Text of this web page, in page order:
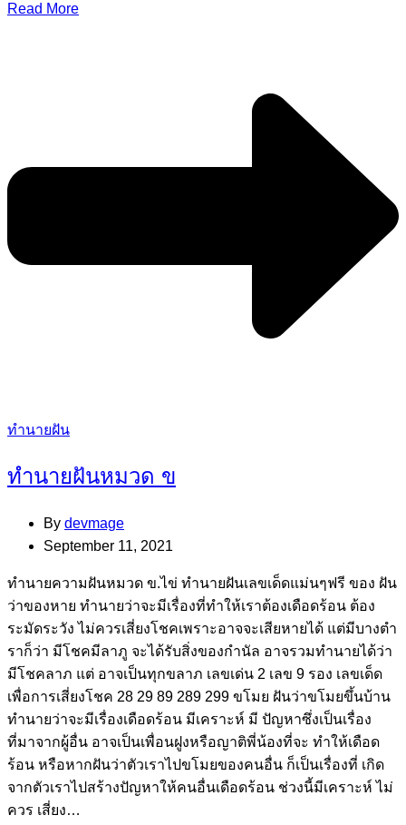
Read More
Categories
ทำนายฝัน
ทำนายฝันหมวด ข
By devmage
September 11, 2021
ทํานายความฝันหมวด ข.ไข่ ทํานายฝันเลขเด็ดแม่นๆฟรี ของ ฝัน
ว่าของหาย ทํานายว่าจะมีเรื่องที่ทําให้เราต้องเดือดร้อน ต้อง
ระมัดระวัง ไม่ควรเสี่ยงโชคเพราะอาจจะเสียหายได้ แต่มีบางตํา
ราก็ว่า มีโชคมีลาภู จะได้รับสิ่งของกํานัล อาจรวมทํานายได้ว่า
มีโชคลาภ แต่ อาจเป็นทุกขลาภ เลขเด่น 2 เลข 9 รอง เลขเด็ด
เพื่อการเสี่ยงโชค 28 29 89 289 299 ขโมย ฝันว่าขโมยขึ้นบ้าน
ทํานายว่าจะมีเรื่องเดือดร้อน มีเคราะห์ มี ปัญหาซึ่งเป็นเรื่อง
ที่มาจากผู้อื่น อาจเป็นเพื่อนฝูงหรือญาติพี่น้องที่จะ ทําให้เดือด
ร้อน หรือหากฝันว่าตัวเราไปขโมยของคนอื่น ก็เป็นเรื่องที่ เกิด
จากตัวเราไปสร้างปัญหาให้คนอื่นเดือดร้อน ช่วงนี้มีเคราะห์ ไม่
ควร เสี่ยง…